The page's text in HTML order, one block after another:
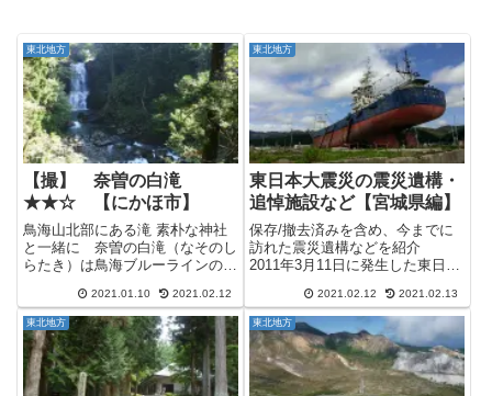
東北地方
【撮】 奈曽の白滝
★★☆ 【にかほ市】
鳥海山北部にある滝 素朴な神社
と一緒に 奈曽の白滝（なそのし
らたき）は鳥海ブルーラインの北
を誇り、国の名勝にも指定されて
います。 奈曽の白滝駐車場辺り
から鳥海山を望む 駐車場から奈
曽の滝までは鳥海ブルーライ...
2021.01.10 2021.02.12
東北地方
東日本大震災の震災遺構・
追悼施設など【宮城県編】
保存/撤去済みを含め、今までに
訪れた震災遺構などを紹介
2011年3月11日に発生した東日本
県・福島県沿岸部を中心に大きな
被害をもたらしました。 これま
で万全だと思われた津波に対して
の知識や対策が、ことごとく打...
2021.02.12 2021.02.13
東北地方 東北地方